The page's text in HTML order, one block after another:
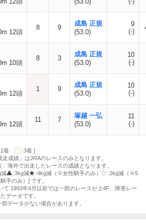
12頭
8 9
成島 正規
(53.0)
9
(-)
10頭
8 3
成島 正規
(53.0)
10
(-)
12頭
1 9
成島 正規
(53.0)
10
(-)
12頭
11 7
塚越 一弘
(53.0)
11
(-)
:2着
:3着 ]
成績」はJRAのレースのみとなります。
海外で出走したレースの成績となります。
減 :3kg減 :4kg減（※女性騎手のみ）
:2kg減（※5
手のみ）] です。
1993年4月以前では一部のレースが上4F、障害レー
データです。
データがない場合があります。